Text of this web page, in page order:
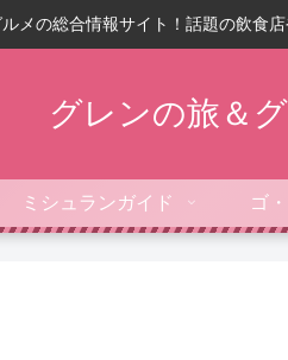
メの総合情報サイト！話題の飲食
グレンの旅＆
ミシュランガイド ゴ